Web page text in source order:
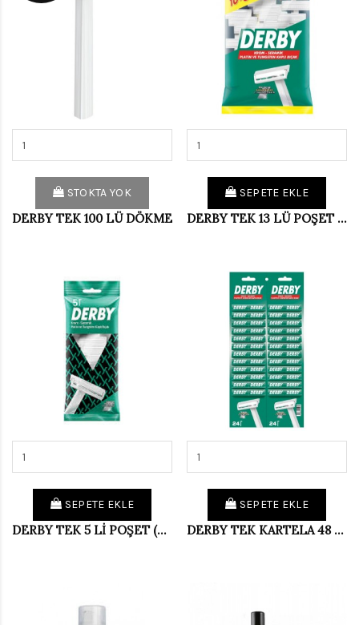
STOKTA YOK
DERBY TEK 100 LÜ DÖKME
SEPETE EKLE
DERBY TEK 13 LÜ POŞET (PKT 7 Lİ)
SEPETE EKLE
DERBY TEK 5 Lİ POŞET (PKT 14 LÜ)
SEPETE EKLE
DERBY TEK KARTELA 48 Lİ PAKET